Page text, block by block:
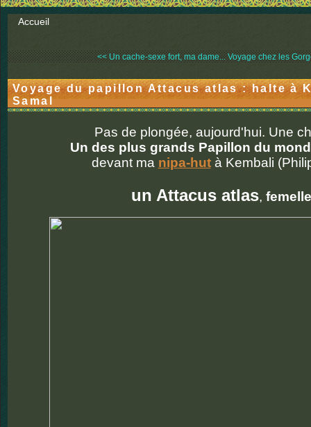
Accueil
<< Un cache-sexe fort, ma dame... Voyage chez les
Voyage du papillon Attacus atlas : halte à
Samal
Pas de plongée, aujourd'hui. Une
Un des plus grands Papillon du
devant ma nipa-hutà Kembali
un Attacus atlas, femelle